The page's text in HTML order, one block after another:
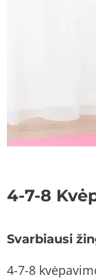
4-7-8
Svarbiausi
4-7-8